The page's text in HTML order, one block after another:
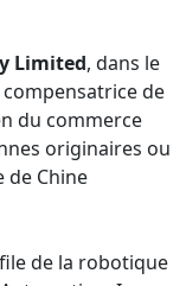
Limited, dans le
de
du commerce
originaires ou
de Chine
de la robotique